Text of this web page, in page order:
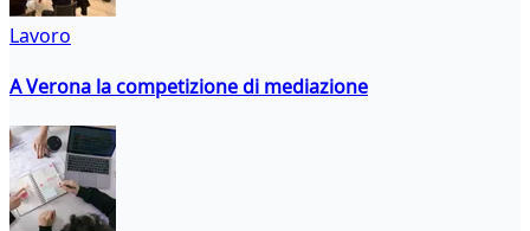
Lavoro
A Verona la competizione di mediazione